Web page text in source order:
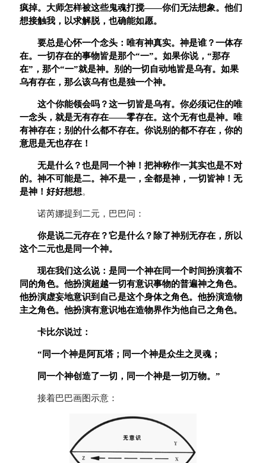
疯掉。大师怎样被这些鬼魂打搅——你们无法想象。他们
想接触我，以求解脱，也确能如愿。
要总是心怀一个念头：唯有神真实。神是谁？一体存
在。一切存在的事物皆是那个“一”。如果你说，“那存
在”，那个“一”就是神。别的一切自动地皆是乌有。如果
乌有存在，那么该乌有也是独一个神。
这个你能领会吗？这一切皆是乌有。你必须记住的唯
一念头，就是无有存在——零存在。这个无有也是神。唯
有神存在；别的什么都不存在。你说别的都不存在，你的
意思是无也存在！
无是什么？也是同一个神！把神称作一其实也是不对
的。神不可能是二。神不是一，全都是神，一切皆神！无
是神！好好想想。
诺芮娜提到二元，巴巴问：
你是说二元存在？它是什么？除了神别无存在，所以
这个二元也是同一个神。
现在我们这么说：是同一个神在同一个时间扮演着不
同的角色。他扮演超越一切有意识事物的普遍神之角色。
他扮演虚妄地意识到自己是这个身体之角色。他扮演造物
主之角色。他扮演有意识地在造物界作为他自己之角色。
卡比尔说过：
“同一个神是阿瓦塔；同一个神是众生之灵魂；
同一个神创造了一切，同一个神是一切万物。”
接着巴巴画图示意：